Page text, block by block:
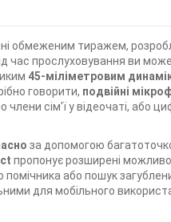
обмеженим тиражем,
час прослуховування ви
45-міліметровим
говорити, подвійні
сім'ї у відеочаті, або
за допомогою
пропонує розширені
або пошук
для мобільного